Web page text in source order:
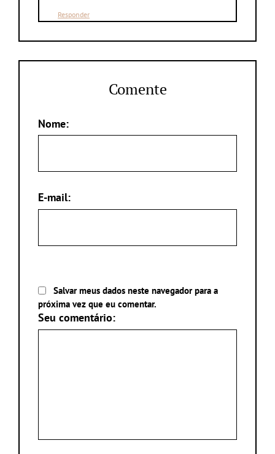
Responder
Comente
Nome:
E-mail:
Salvar meus dados neste navegador para a
próxima vez que eu comentar.
Seu comentário: